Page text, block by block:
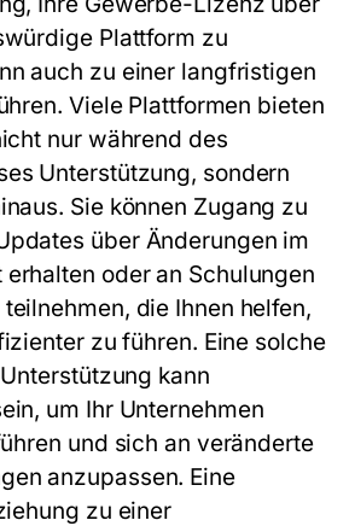
Plattform zu
auch zu einer langfristigen
Viele Plattformen bieten
nur während des
Unterstützung, sondern
Sie können Zugang zu
über Änderungen im
oder an Schulungen
die Ihnen helfen,
zu führen. Eine solche
kann
um Ihr Unternehmen
und sich an veränderte
anzupassen. Eine
zu einer